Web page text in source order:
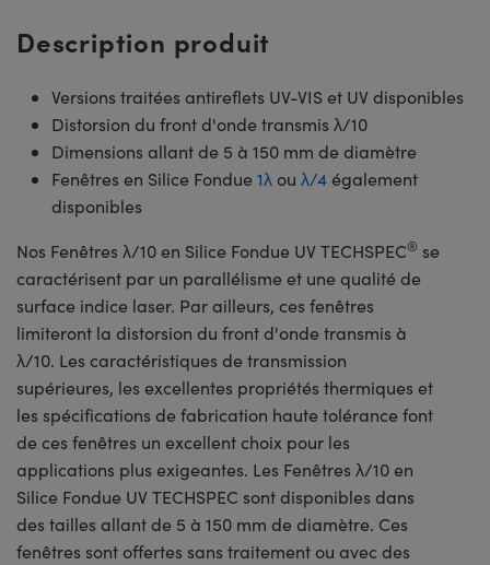
Description produit
Versions traitées antireflets UV-VIS et UV disponibles
Distorsion du front d'onde transmis λ/10
Dimensions allant de 5 à 150 mm de diamètre
Fenêtres en Silice Fondue1λ ou λ/4également
disponibles
Nos Fenêtres λ/10 en Silice Fondue UV TECHSPEC® se
caractérisent par un parallélisme et une qualité de
surface indice laser. Par ailleurs, ces fenêtres
limiteront la distorsion du front d'onde transmis à
λ/10. Les caractéristiques de transmission
supérieures, les excellentes propriétés thermiques et
les spécifications de fabrication haute tolérance font
de ces fenêtres un excellent choix pour les
applications plus exigeantes. Les Fenêtres λ/10 en
Silice Fondue UV TECHSPEC sont disponibles dans
des tailles allant de 5 à 150 mm de diamètre. Ces
fenêtres sont offertes sans traitement ou avec des